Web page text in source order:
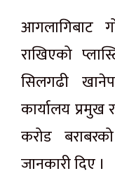
आगलागिबाट
राखिएको
सिलगढी
कार्यालय प्रमुख
करोड
जानकारी दिए ।